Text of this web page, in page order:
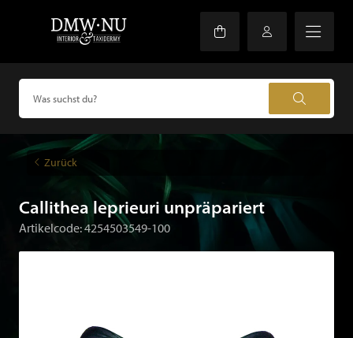
Zurück
Callithea leprieuri unpräpariert
Artikelcode: 4254503549-100